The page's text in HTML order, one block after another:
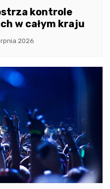
kontrole
w całym kraju
2026